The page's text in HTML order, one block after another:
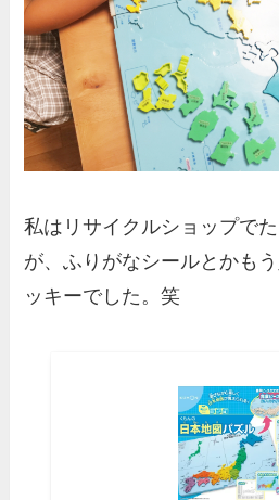
私はリサイクルショップで
が、ふりがなシールとかも
ッキーでした。笑